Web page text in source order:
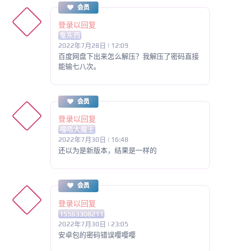
会员
登录以回复
鬼东西
2022年7月28日 | 12:09
百度网盘下出来怎么解压？我解压了密码直接
能输七八次。
会员
登录以回复
嘎唔大魔王
2022年7月30日 | 16:48
还以为是新版本，结果是一样的
会员
登录以回复
15563308211
2022年7月30日 | 23:05
安卓包的密码错误嘤嘤嘤